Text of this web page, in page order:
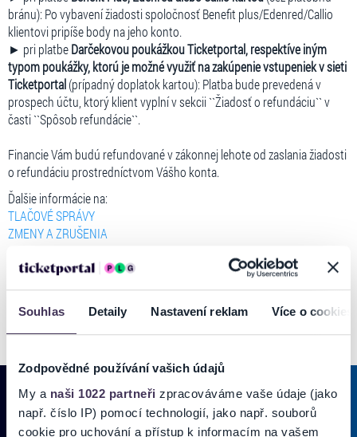
Souhlas Detaily Nastavení reklam Více o cookies
Zodpovědné používání vašich údajů
My a naši 1022 partneři zpracováváme vaše údaje (jako
např. číslo IP) pomocí technologií, jako např. souborů
cookie pro uchování a přístup k informacím na vašem
bránu): Po vybavení žiadosti spoločnosť Benefit plus/Edenred/Callio
klientovi pripíše body na jeho konto.
► pri platbeDarčekovou poukážkou Ticketportal, respektíve iným
typom poukážky, ktorú je možné využiť na zakúpenie vstupeniek v sieti
Ticketportal(prípadný doplatok kartou): Platba bude prevedená v
prospech účtu, ktorý klient vyplní v sekcii ``Žiadosť o refundáciu`` v
časti ``Spôsob refundácie``.
Financie Vám budú refundované v zákonnej lehote od zaslania žiadosti
o refundáciu prostredníctvom Vášho konta.
Ďalšie informácie na:
TLAČOVÉ SPRÁVY
ZMENY A ZRUŠENIA
Vzniknutá situácia nás veľmi mrzí. Za pochopenie ďakujeme.